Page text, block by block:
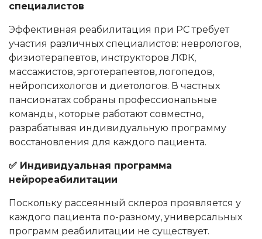
специалистов
Эффективная реабилитация при РС требует
участия различных специалистов: неврологов,
физиотерапевтов, инструкторов ЛФК,
массажистов, эрготерапевтов, логопедов,
нейропсихологов и диетологов. В частных
пансионатах собраны профессиональные
команды, которые работают совместно,
разрабатывая индивидуальную программу
восстановления для каждого пациента.
✅ Индивидуальная программа
нейрореабилитации
Поскольку рассеянный склероз проявляется у
каждого пациента по-разному, универсальных
программ реабилитации не существует.